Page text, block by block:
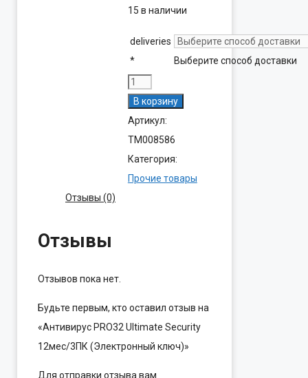
15 в наличии
deliveries
*
Выберите способ доставки
Количество
товара
Антивирус
PRO32
Ultimate
Security
В корзину
Артикул:
ТМ008586
Категория:
Прочие товары
Отзывы (0)
Отзывы
Отзывов пока нет.
Будьте первым, кто оставил отзыв на
«Антивирус PRO32 Ultimate Security
12мес/3ПК (Электронный ключ)»
Для отправки отзыва вам